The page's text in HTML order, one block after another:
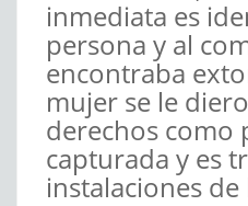
inmediata es
persona y al
encontraba
mujer se le
derechos como
capturada y es
instalaciones de